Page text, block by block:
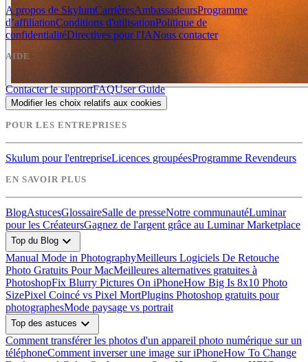
A propos de SkylumCarrièresAmbassadeursProgramme
d’affiliationConditions d'utilisationPolitique de
confidentialitéDirectives pour l'IANous contacter
AIDE
Contacter le supportFAQUser Guide
Modifier les choix relatifs aux cookies
POUR LES ENTREPRISES
Skulum pour l'entrepriseLicences groupéesProgramme Revendeurs
EN SAVOIR PLUS
BlogAstucesGlossaireSalle de presseNotre communautéLuminar
pour les CréateursGagnez de l'argent grâce au Luminar Marketplace
Top du Blog expand_more
Manual Mode in PhotographyMeilleurs Logiciels De Retouche
Photo Gratuits Pour MacMeilleures alternatives gratuites à
PhotoshopFix Blurry Pictures On iPhoneHow Big Is 8x10 Photo
SizePixel Coincé vs Pixel MortPlugins Photoshop gratuits pour
photographesMode paysage vs portrait
Top des astuces expand_more
Comment transférer les photos d'un appareil photo numérique sur un
téléphoneComment inverser une image sur iPhoneHow To Change